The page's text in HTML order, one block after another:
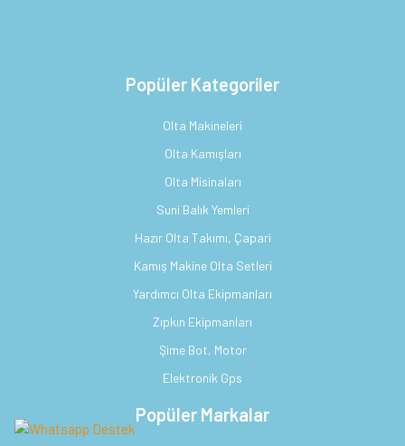
Popüler Kategoriler
Olta Makineleri
Olta Kamışları
Olta Misinaları
Suni Balık Yemleri
Hazır Olta Takımı, Çapari
Kamış Makine Olta Setleri
Yardımcı Olta Ekipmanları
Zıpkın Ekipmanları
Şime Bot, Motor
Elektronik Gps
Popüler Markalar